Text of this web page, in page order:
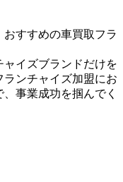
すすめの車買取フラ
イズブランドだけを
ランチャイズ加盟にお
事業成功を掴んでく